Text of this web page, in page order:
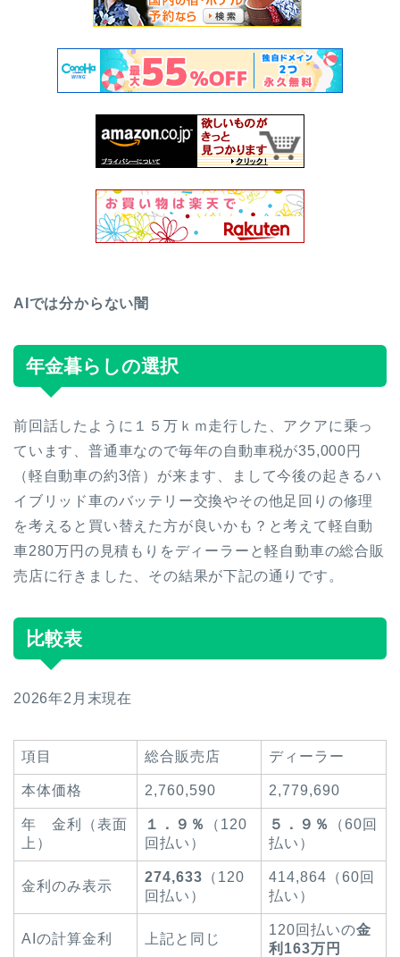
AIでは分からない闇
年金暮らしの選択
前回話したように１５万ｋｍ走行した、アクアに乗っ
ています、普通車なので毎年の自動車税が35,000円
（軽自動車の約3倍）が来ます、まして今後の起きるハ
イブリッド車のバッテリー交換やその他足回りの修理
を考えると買い替えた方が良いかも？と考えて軽自動
車280万円の見積もりをディーラーと軽自動車の総合販
売店に行きました、その結果が下記の通りです。
比較表
2026年2月末現在
項目 総合販売店 ディーラー
本体価格 2,760,590 2,779,690
年 金利（表面
上）
１．９％
（120
回払い）
５．９％
（60回
払い）
金利のみ表示
274,633 （120
回払い）
414,864（60回
払い）
AIの計算金利 上記と同じ
120回払いの金
利163万円